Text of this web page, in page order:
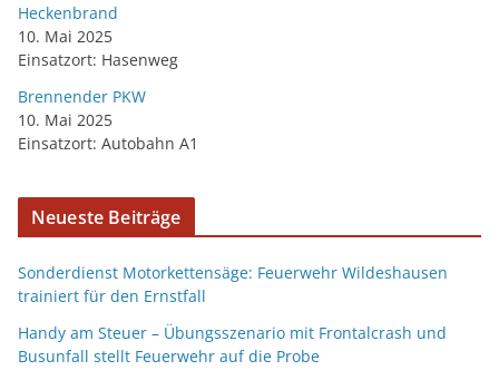
Heckenbrand
10. Mai 2025
Einsatzort: Hasenweg
Brennender PKW
10. Mai 2025
Einsatzort: Autobahn A1
Neueste Beiträge
Sonderdienst Motorkettensäge: Feuerwehr Wildeshausen
trainiert für den Ernstfall
Handy am Steuer – Übungsszenario mit Frontalcrash und
Busunfall stellt Feuerwehr auf die Probe